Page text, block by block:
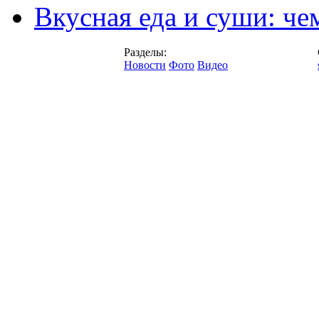
Вкусная еда и суши:
Разделы:
Новости Фото Видео